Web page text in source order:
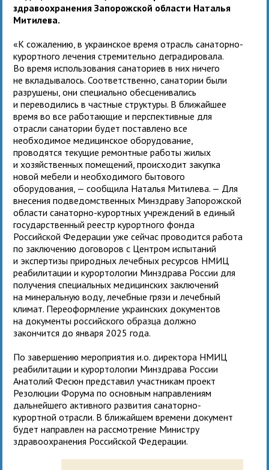
здравоохранения Запорожской области Наталья
Митилева.
«К сожалению, в украинское время отрасль санаторно-
курортного лечения стремительно деградировала.
Во время использования санаториев в них ничего
не вкладывалось. Соответственно, санатории были
разрушены, они специально обесценивались
и переводились в частные структуры. В ближайшее
время во все работающие и перспективные для
отрасли санатории будет поставлено все
необходимое медицинское оборудование,
проводятся текущие ремонтные работы жилых
и хозяйственных помещений, происходит закупка
новой мебели и необходимого бытового
оборудования, — сообщила Наталья Митилева. — Для
внесения подведомственных Минздраву Запорожской
области санаторно-курортных учреждений в единый
государственный реестр курортного фонда
Российской Федерации уже сейчас проводится работа
по заключению договоров с Центром испытаний
и экспертизы природных лечебных ресурсов НМИЦ
реабилитации и курортологии Минздрава России для
получения специальных медицинских заключений
на минеральную воду, лечебные грязи и лечебный
климат. Переоформление украинских документов
на документы российского образца должно
закончится до января 2025 года.
По завершению мероприятия и.о. директора НМИЦ
реабилитации и курортологии Минздрава России
Анатолий Фесюн представил участникам проект
Резолюции Форума по основным направлениям
дальнейшего активного развития санаторно-
курортной отрасли. В ближайшем времени документ
будет направлен на рассмотрение Министру
здравоохранения Российской Федерации.